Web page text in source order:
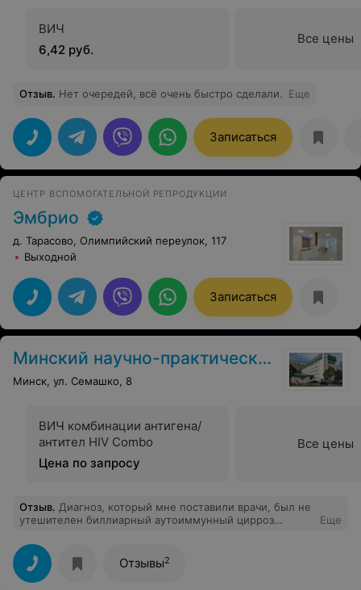
ВИЧ
6,42 руб.
Все цены
Отзыв. Нет очередей, всё очень быстро сделали. Еще
Записаться
ЦЕНТР ВСПОМОГАТЕЛЬНОЙ РЕПРОДУКЦИИ
Эмбрио
д. Тарасово, Олимпийский переулок, 117
Выходной
Записаться
Минский научно-практический центр хирургии, трансплантологии и гематологии
Минск, ул. Семашко, 8
ВИЧ комбинации антигена/
антител HIV Combo
Цена по запросу
Все цены
Отзыв. Диагноз, который мне поставили врачи, был не
утешителен биллиарный аутоиммунный цирроз
данного заболевания нет. Наши могилевские врачи
Крылова С.И., Листратенко Л.А., Медведник В.Ф, Бахта
Н.А., Пранович А.Г., Воробьева Л.Я. сделали все
возможное чтобы продлить мои дни, поддержать мой
Еще
Отзывы2